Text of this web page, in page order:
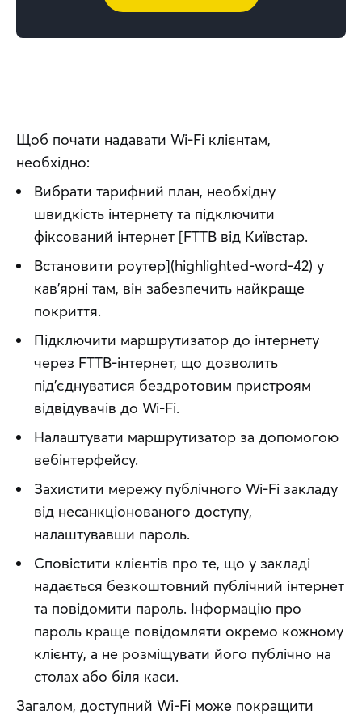
Щоб почати надавати Wi-Fi клієнтам,
необхідно:
Вибрати тарифний план, необхідну
швидкість інтернету та підключити
фіксований інтернет [FTTB від Київстар.
Встановити роутер](highlighted-word-42) у
кав’ярні там, він забезпечить найкраще
покриття.
Підключити маршрутизатор до інтернету
через FTTB-інтернет, що дозволить
під’єднуватися бездротовим пристроям
відвідувачів до Wi-Fi.
Налаштувати маршрутизатор за допомогою
вебінтерфейсу.
Захистити мережу публічного Wi-Fi закладу
від несанкціонованого доступу,
налаштувавши пароль.
Сповістити клієнтів про те, що у закладі
надається безкоштовний публічний інтернет
та повідомити пароль. Інформацію про
пароль краще повідомляти окремо кожному
клієнту, а не розміщувати його публічно на
столах або біля каси.
Загалом, доступний Wi-Fi може покращити